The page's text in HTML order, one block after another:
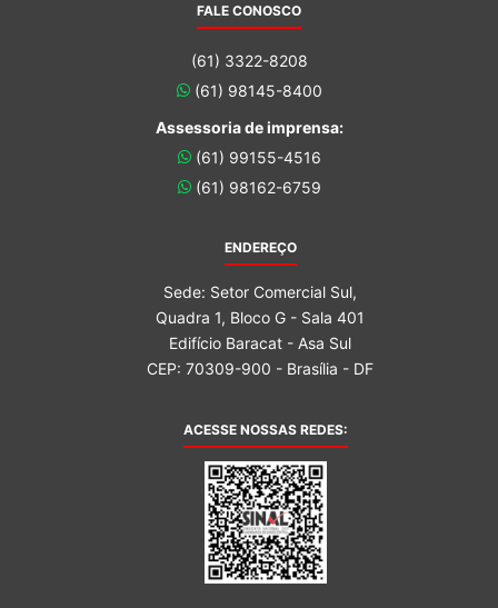
FALE CONOSCO
(61) 3322-8208
(61) 98145-8400
Assessoria de imprensa:
(61) 99155-4516
(61) 98162-6759
ENDEREÇO
Sede: Setor Comercial Sul,
Quadra 1, Bloco G - Sala 401
Edifício Baracat - Asa Sul
CEP: 70309-900 - Brasília - DF
ACESSE NOSSAS REDES: